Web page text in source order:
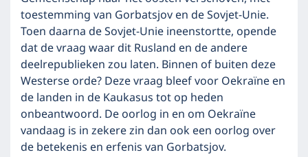
toestemming van Gorbatsjov en de Sovjet-Unie.
Toen daarna de Sovjet-Unie ineenstortte, opende
dat de vraag waar dit Rusland en de andere
deelrepublieken zou laten. Binnen of buiten deze
Westerse orde? Deze vraag bleef voor Oekraïne en
de landen in de Kaukasus tot op heden
onbeantwoord. De oorlog in en om Oekraïne
vandaag is in zekere zin dan ook een oorlog over
de betekenis en erfenis van Gorbatsjov.